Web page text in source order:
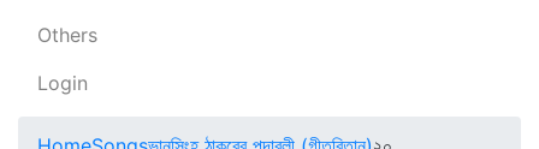
Others
Login